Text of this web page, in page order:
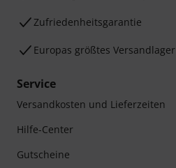
Zufriedenheitsgarantie
Europas größtes Versandlager
Service
Versandkosten und Lieferzeiten
Hilfe-Center
Gutscheine